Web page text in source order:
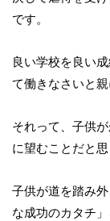
です。
良い学校を良い
て働きなさいと親
それって、子供
に望むことだと思
子供が道を踏み
な成功のカタチ